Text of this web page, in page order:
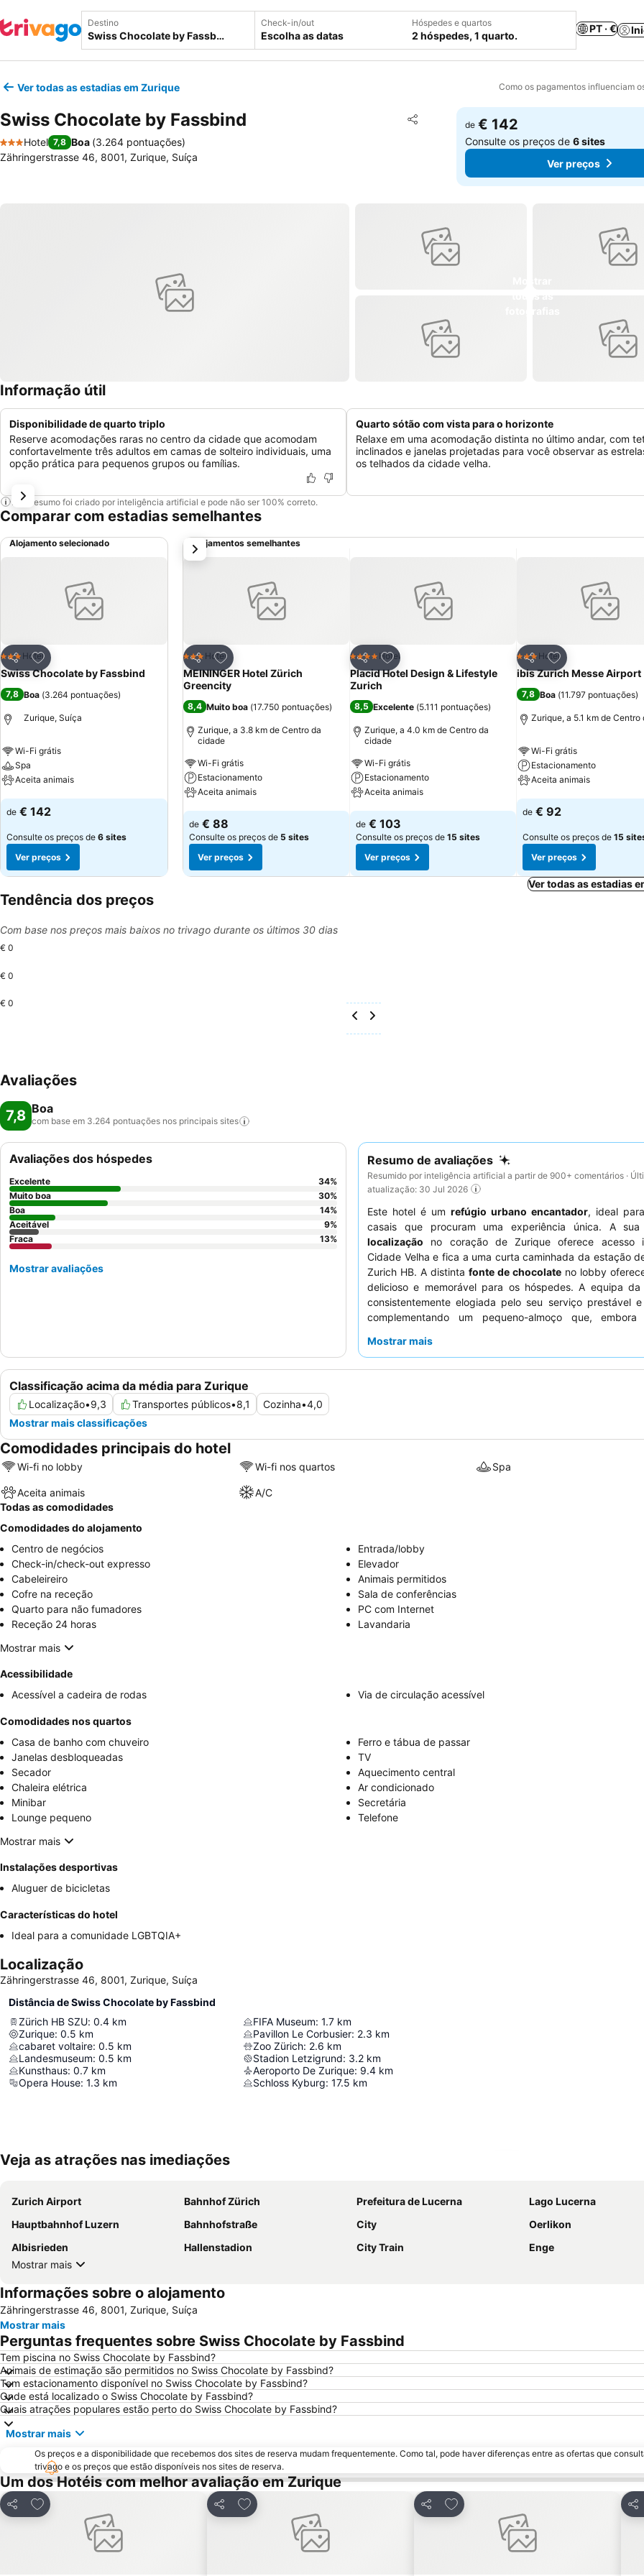
Destino Check-in/out
Escolha as datas
Hóspedes e quartos
2 hóspedes, 1 quarto.
PT · €
Ver todas as estadias em Zurique Como os pagamentos influenciam
Swiss Chocolate by Fassbind Partilhar
Adicionar aos favoritos
3 Estrelas
Hotel 7,8 Boa (3.264 pontuações)
Zähringerstrasse 46, 8001, Zurique, Suíça
de € 142
Consulte os preços de6 sites
Ver preços
Informação útil
Disponibilidade de quarto triplo
Reserve acomodações raras no centro da cidade que acomodam
confortavelmente três adultos em camas de solteiro individuais, uma
opção prática para pequenos grupos ou famílias.
Quarto sótão com vista para o horizonte
Relaxe em uma acomodação distinta no último andar, com
inclinados e janelas projetadas para você observar as
os telhados da cidade velha.
Este resumo foi criado por inteligência artificial e pode não ser 100% correto.
Comparar com estadias semelhantes
Alojamento selecionado
Partilhar
Adicionar aos favoritos
3 Estrelas
Hotel
Swiss Chocolate by Fassbind
7,8 Boa (3.264 pontuações)
Zurique, Suíça
Wi-Fi grátis
Spa
Aceita animais
Ver preços
de € 142
Consulte os preços de 6 sites
Ver preços
Alojamentos semelhantes
Partilhar
Adicionar aos favoritos
3 Estrelas
Hotel
MEININGER Hotel Zürich
Greencity
8,4 Muito boa (17.750 pontuações)
Zurique, a 3.8 km de Centro da
cidade
Wi-Fi grátis
Estacionamento
Aceita animais
Ver preços
de € 88
Consulte os preços de 5 sites
Ver preços
Partilhar
Adicionar aos favoritos
4 EstrelasHotel
Placid Hotel Design & Lifestyle
Zurich
8,5 Excelente (5.111 pontuações)
Zurique, a 4.0 km de Centro da
cidade
Wi-Fi grátis
Estacionamento
Aceita animais
Ver preços
de € 103
Consulte os preços de 15 sites
Ver preços
Partilhar
Adicionar aos
3 Estrelas
Hotel
ibis Zurich Messe Airport
7,8 Boa (11.797 pontuações)
Zurique, a 5.1 km de Centro
Wi-Fi grátis
Estacionamento
Aceita animais
Ver preços
de € 92
Consulte os preços de 15
Ver preços
próximo
Ver todas as estadias
Tendência dos preços
Com base nos preços mais baixos no trivago durante os últimos 30 dias
€ 0
€ 0
€ 0
Avaliações
7,8 Boa
com base em 3.264 pontuações nos principais sites
Resumo de avaliações
Resumido por inteligência artificial a partir de 900+ comentários ·
atualização: 30 Jul 2026
Este hotel é um refúgio urbano encantador, ideal
casais que procuram uma experiência única. A sua
localização no coração de Zurique oferece acesso
Cidade Velha e fica a uma curta caminhada da estação
Zurich HB. A distinta fonte de chocolate no lobby
delicioso e memorável para os hóspedes. A equipa
consistentemente elogiada pelo seu serviço prestável
complementando um pequeno-almoço que,
experiência verdadeiramente imersiva, considere reservar
Mostrar mais
Classificação acima da média para Zurique
Localização•9,3 Transportes públicos•8,1 Cozinha•4,0
Mostrar mais classificações
Avaliações dos hóspedes
Excelente 34%
Muito boa
30%
Boa
14%
Aceitável
9%
Fraca
13%
Mostrar avaliações
Comodidades principais do hotel
Wi-fi no lobby Wi-fi nos quartos Spa
Aceita animais
A/C
Todas as comodidades
Comodidades do alojamento
Centro de negócios
Entrada/lobby
Check-in/check-out expresso
Elevador
Cabeleireiro
Animais permitidos
Cofre na receção
Sala de conferências
Quarto para não fumadores
PC com Internet
Receção 24 horas
Lavandaria
Mostrar mais
Acessibilidade
Acessível a cadeira de rodas
Via de circulação acessível
Comodidades nos quartos
Casa de banho com chuveiro
Ferro e tábua de passar
Janelas desbloqueadas
TV
Secador
Aquecimento central
Chaleira elétrica
Ar condicionado
Minibar
Secretária
Lounge pequeno
Telefone
Mostrar mais
Instalações desportivas
Aluguer de bicicletas
Características do hotel
Ideal para a comunidade LGBTQIA+
Localização
Zähringerstrasse 46, 8001, Zurique, Suíça
Distância de Swiss Chocolate by Fassbind
Zürich HB SZU: 0.4 km
Zurique: 0.5 km
cabaret voltaire: 0.5 km
Landesmuseum: 0.5 km
Kunsthaus: 0.7 km
Opera House: 1.3 km
FIFA Museum: 1.7 km
Pavillon Le Corbusier: 2.3 km
Zoo Zürich: 2.6 km
Stadion Letzigrund: 3.2 km
Aeroporto De Zurique: 9.4 km
Schloss Kyburg: 17.5 km
Veja as atrações nas imediações
Zurich Airport Bahnhof Zürich Prefeitura de Lucerna
Lago Lucerna
Hauptbahnhof Luzern
Bahnhofstraße City
Oerlikon
Albisrieden
Hallenstadion City Train
Enge
Mostrar mais
Informações sobre o alojamento
Zähringerstrasse 46, 8001, Zurique, Suíça
Mostrar mais
Perguntas frequentes sobre Swiss Chocolate by Fassbind
Tem piscina no Swiss Chocolate by Fassbind?
Animais de estimação são permitidos no Swiss Chocolate by Fassbind?
Tem estacionamento disponível no Swiss Chocolate by Fassbind?
Onde está localizado o Swiss Chocolate by Fassbind?
Quais atrações populares estão perto do Swiss Chocolate by Fassbind?
Mostrar mais
Os preços e a disponibilidade que recebemos dos sites de reserva mudam frequentemente. Como tal, pode haver diferenças entre as ofertas que
trivago e os preços que estão disponíveis nos sites de reserva.
Um dos Hotéis com melhor avaliação em Zurique
Partilhar
Adicionar aos favoritos
Partilhar
Adicionar aos favoritos
Partilhar
Adicionar aos favoritos